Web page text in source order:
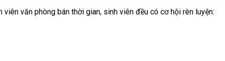
viên văn phòng bán thời gian, sinh viên đều có cơ hội rèn luyện: